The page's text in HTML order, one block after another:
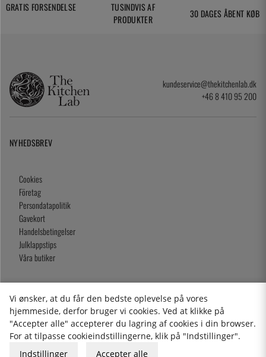
GRATIS FORSENDELSE
TUSINDVIS AF
PRODUKTER
30 DAGES ÅBENT KØB
kundeservice@thekitchenlab.dk
+46 8 410 95 200
NYHEDSBREV
Cookies
Företag
Persondatapolitik
Gavekort
Handelsbetingelser
Julklappstips
Våra butiker
2026 KitchenLab AB
Vi ønsker, at du får den bedste oplevelse på vores
hjemmeside, derfor bruger vi cookies. Ved at klikke på
"Accepter alle" accepterer du lagring af cookies i din browser.
For at tilpasse cookieindstillingerne, klik på "Indstillinger".
Indstillinger
Accepter alle